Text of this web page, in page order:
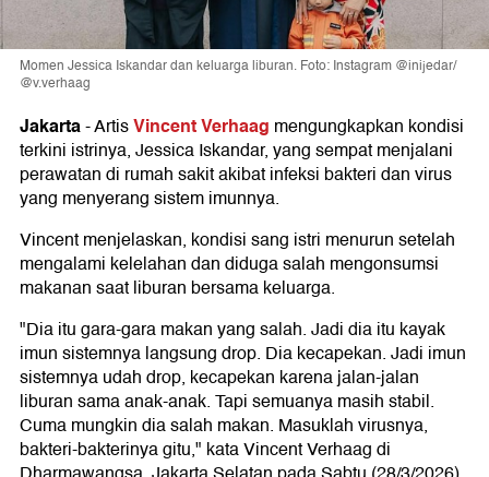
Momen Jessica Iskandar dan keluarga liburan. Foto: Instagram @inijedar/
@v.verhaag
Jakarta-ArtisVincent Verhaag mengungkapkan kondisi
terkini istrinya, Jessica Iskandar, yang sempat menjalani
perawatan di rumah sakit akibat infeksi bakteri dan virus
yang menyerang sistem imunnya.
Vincent menjelaskan, kondisi sang istri menurun setelah
mengalami kelelahan dan diduga salah mengonsumsi
makanan saat liburan bersama keluarga.
"Dia itu gara-gara makan yang salah. Jadi dia itu kayak
imun sistemnya langsung drop. Dia kecapekan. Jadi imun
sistemnya udah drop, kecapekan karena jalan-jalan
liburan sama anak-anak. Tapi semuanya masih stabil.
Cuma mungkin dia salah makan. Masuklah virusnya,
bakteri-bakterinya gitu," kata Vincent Verhaag di